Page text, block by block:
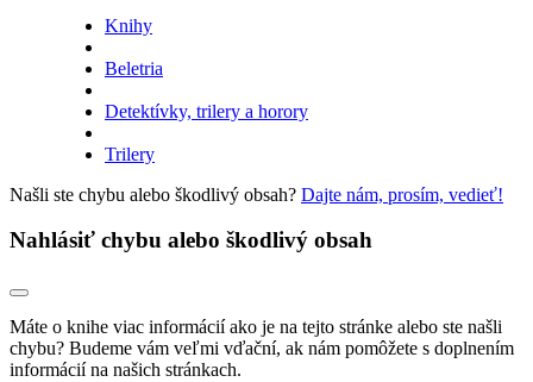
Knihy
Beletria
Detektívky, trilery a horory
Trilery
Našli ste chybu alebo škodlivý obsah? Dajte nám, prosím, vedieť!
Nahlásiť chybu alebo škodlivý obsah
Máte o knihe viac informácií ako je na tejto stránke alebo ste našli
chybu? Budeme vám veľmi vďační, ak nám pomôžete s doplnením
informácií na našich stránkach.